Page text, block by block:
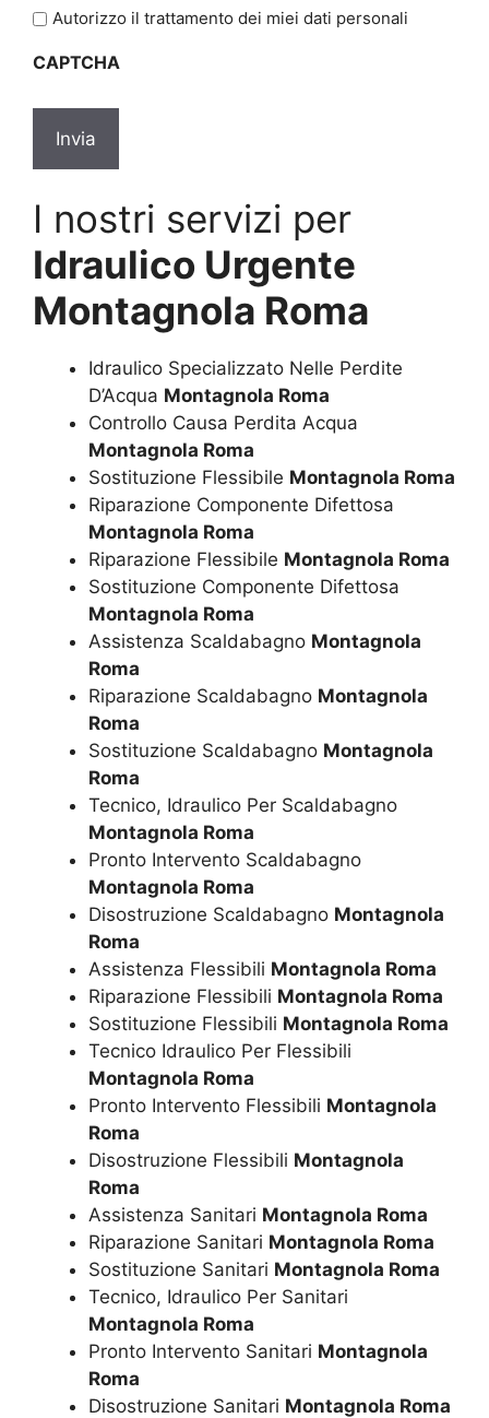
l'informativa
privacy
Autorizzo il trattamento dei miei dati personali
CAPTCHA
I nostri servizi per
Idraulico Urgente
Montagnola Roma
Idraulico Specializzato Nelle Perdite
D’Acqua Montagnola Roma
Controllo Causa Perdita Acqua
Montagnola Roma
Sostituzione Flessibile Montagnola Roma
Riparazione Componente Difettosa
Montagnola Roma
Riparazione Flessibile Montagnola Roma
Sostituzione Componente Difettosa
Montagnola Roma
Assistenza Scaldabagno Montagnola
Roma
Riparazione Scaldabagno Montagnola
Roma
Sostituzione Scaldabagno Montagnola
Roma
Tecnico, Idraulico Per Scaldabagno
Montagnola Roma
Pronto Intervento Scaldabagno
Montagnola Roma
Disostruzione Scaldabagno Montagnola
Roma
Assistenza Flessibili Montagnola Roma
Riparazione Flessibili Montagnola Roma
Sostituzione Flessibili Montagnola Roma
Tecnico Idraulico Per Flessibili
Montagnola Roma
Pronto Intervento Flessibili Montagnola
Roma
Disostruzione Flessibili Montagnola
Roma
Assistenza Sanitari Montagnola Roma
Riparazione Sanitari Montagnola Roma
Sostituzione Sanitari Montagnola Roma
Tecnico, Idraulico Per Sanitari
Montagnola Roma
Pronto Intervento Sanitari Montagnola
Roma
Disostruzione Sanitari Montagnola Roma